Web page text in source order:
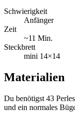
Schwierigkeit
Anfänger
Zeit
~11 Min.
Steckbrett
mini 14×14
Materialien
Du benötigst 43
und ein normales